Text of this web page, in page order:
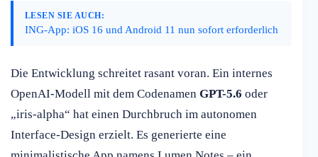
LESEN SIE AUCH:
ING-App: iOS 16 und Android 11 nun sofort erforderlich
Die Entwicklung schreitet rasant voran. Ein internes
OpenAI-Modell mit dem Codenamen GPT-5.6 oder
„iris-alpha“ hat einen Durchbruch im autonomen
Interface-Design erzielt. Es generierte eine